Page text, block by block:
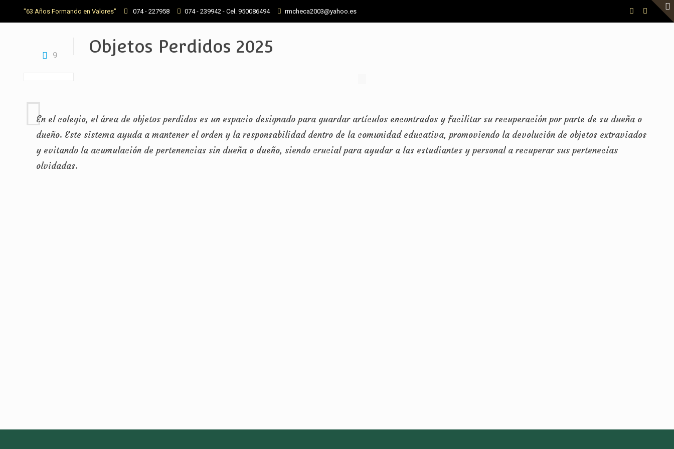
"63 Años Formando en Valores" 074 - 227958 074 - 239942 - Cel. 950086494 rmcheca2003@yahoo.es
9 Objetos Perdidos 2025
En el colegio, el área de objetos perdidos es un espacio designado para guardar artículos encontrados y facilitar su recuperación por parte de su dueña o
dueño. Este sistema ayuda a mantener el orden y la responsabilidad dentro de la comunidad educativa, promoviendo la devolución de objetos extraviados
y evitando la acumulación de pertenencias sin dueña o dueño, siendo crucial para ayudar a las estudiantes y personal a recuperar sus pertenecías
olvidadas.